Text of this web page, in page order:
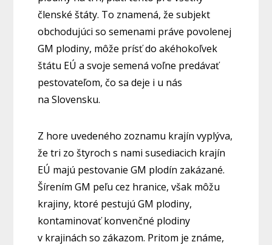
členské štáty. To znamená, že subjekt
obchodujúci so semenami práve povolenej
GM plodiny, môže prísť do akéhokoľvek
štátu EÚ a svoje semená voľne predávať
pestovateľom, čo sa deje i u nás
na Slovensku.
Z hore uvedeného zoznamu krajín vyplýva,
že tri zo štyroch s nami susediacich krajín
EÚ majú pestovanie GM plodín zakázané.
Šírením GM peľu cez hranice, však môžu
krajiny, ktoré pestujú GM plodiny,
kontaminovať konvenčné plodiny
v krajinách so zákazom. Pritom je známe,